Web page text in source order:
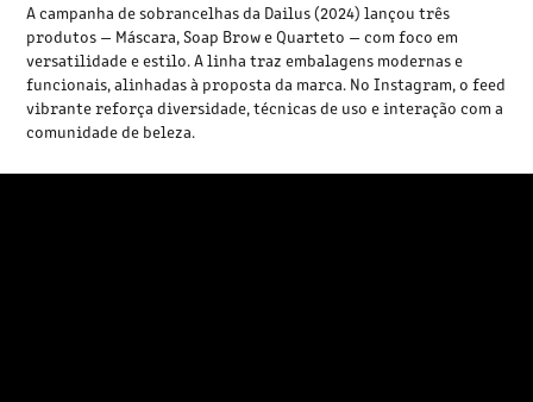
A campanha de sobrancelhas da Dailus (2024) lançou três
produtos — Máscara, Soap Brow e Quarteto — com foco em
versatilidade e estilo. A linha traz embalagens modernas e
funcionais, alinhadas à proposta da marca. No Instagram, o feed
vibrante reforça diversidade, técnicas de uso e interação com a
comunidade de beleza.